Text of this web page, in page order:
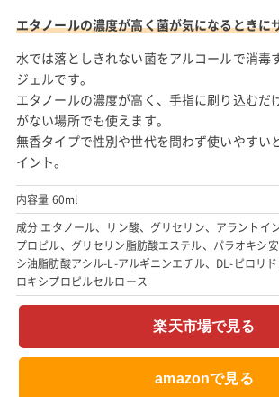
エタノールの濃度が高く菌が気になるときに
水では落としきれない菌をアルコールで消毒
ジェルです。
エタノールの濃度が高く、手指に刷り込むだ
がない場所でも使えます。
無香タイプで性別や世代を問わず使いやすい
イント。
内容量 60ml
成分 エタノール、リン酸、グリセリン、アラントイ
プロピル、グリセリン脂肪酸エステル、パラオキシ
シ油脂肪酸アシル-L-アルギニンエチル、DL-ピロリ
ロキシプロピルセルロース
楽天市場で見る
amazonで見る